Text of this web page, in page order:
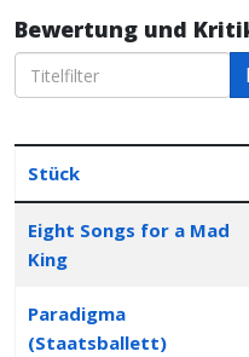
Bewertung und
Titelfilter
Stück
Eight Songs for a Mad
King
Paradigma
(Staatsballett)